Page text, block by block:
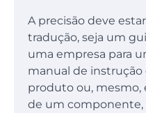
A precisão deve
tradução, seja um
uma empresa para
manual de instrução
produto ou, mesmo,
de um componente,